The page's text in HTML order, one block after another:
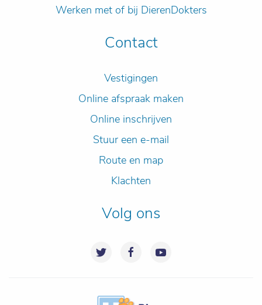
Werken met of bij DierenDokters
Contact
Vestigingen
Online afspraak maken
Online inschrijven
Stuur een e-mail
Route en map
Klachten
Volg ons